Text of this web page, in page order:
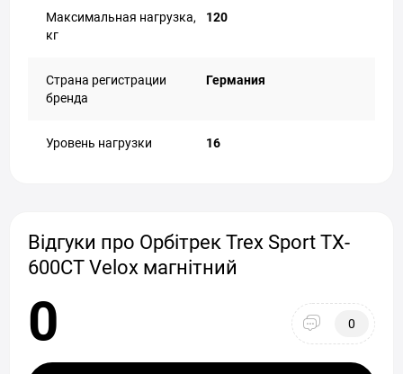
Максимальная нагрузка,
кг
120
Страна регистрации
бренда
Германия
Уровень нагрузки 16
Відгуки про Орбітрек Trex Sport TX-
600CT Velox магнітний
0 0